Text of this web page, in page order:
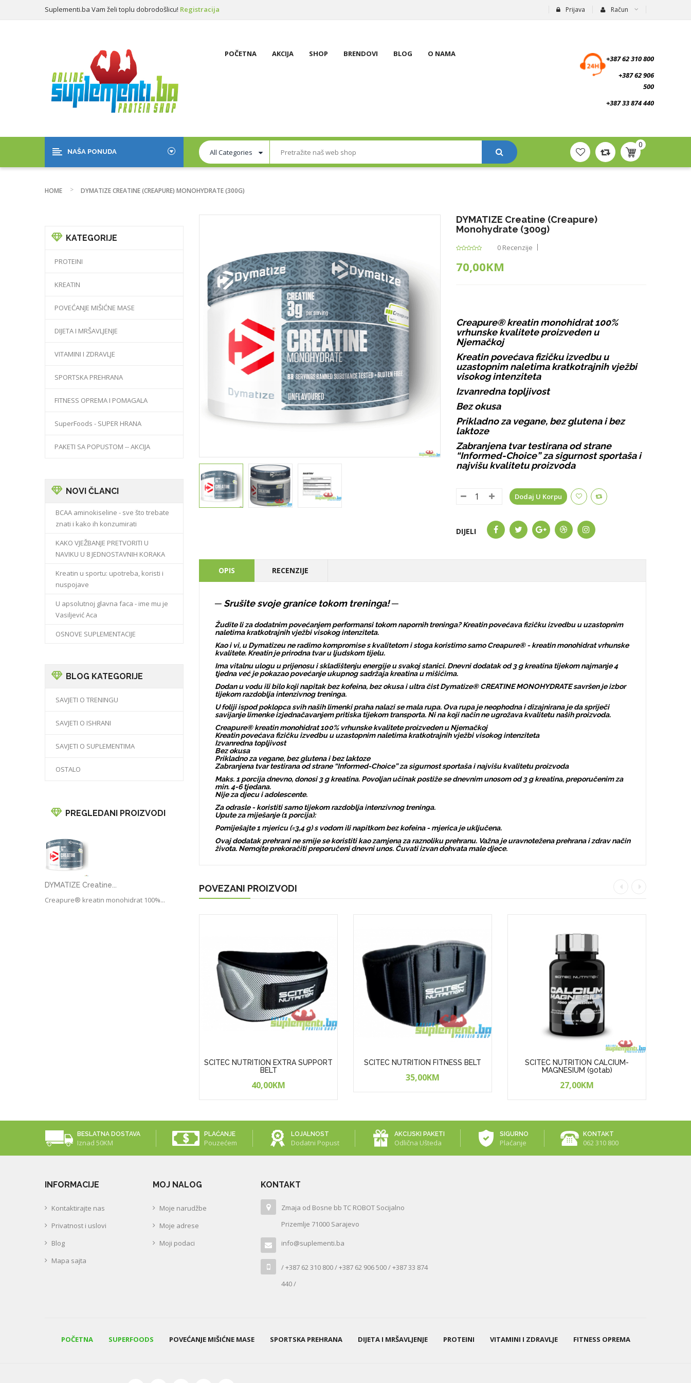
Suplementi.ba Vam želi toplu dobrodošlicu! Registracija
Prijava Račun
POČETNA AKCIJA SHOP BRENDOVI BLOG O NAMA
+387 62 310 800
+387 62 906
500
+387 33 874 440
NAŠA PONUDA
0
HOME DYMATIZE CREATINE (CREAPURE) MONOHYDRATE (300G)
KATEGORIJE
PROTEINI
KREATIN
POVEĆANJE MIŠIĆNE MASE
DIJETA I MRŠAVLJENJE
VITAMINI I ZDRAVLJE
SPORTSKA PREHRANA
FITNESS OPREMA I POMAGALA
SuperFoods - SUPER HRANA
PAKETI SA POPUSTOM -- AKCIJA
NOVI ČLANCI
BCAA aminokiseline - sve što trebate
znati i kako ih konzumirati
KAKO VJEŽBANJE PRETVORITI U
NAVIKU U 8 JEDNOSTAVNIH KORAKA
Kreatin u sportu: upotreba, koristi i
nuspojave
U apsolutnoj glavna faca - ime mu je
Vasiljević Aca
OSNOVE SUPLEMENTACIJE
BLOG KATEGORIJE
SAVJETI O TRENINGU
SAVJETI O ISHRANI
SAVJETI O SUPLEMENTIMA
OSTALO
PREGLEDANI PROIZVODI
DYMATIZE Creatine...
Creapure® kreatin monohidrat 100%...
DYMATIZE Creatine (creapure)
Monohydrate (300g)
0 Recenzije
70,00KM
Creapure® kreatin monohidrat 100%
vrhunske kvalitete proizveden u
Njemačkoj
Kreatin povećava fizičku izvedbu u
uzastopnim naletima kratkotrajnih vježbi
visokog intenziteta
Izvanredna topljivost
Bez okusa
Prikladno za vegane, bez glutena i bez
laktoze
Zabranjena tvar testirana od strane
“Informed-Choice” za sigurnost sportaša i
najvišu kvalitetu proizvoda
Dodaj U Korpu
DIJELI
OPIS RECENZIJE
─ Srušite svoje granice tokom treninga! ─
Žudite li za dodatnim povećanjem performansi tokom napornih treninga? Kreatin povećava fizičku izvedbu u uzastopnim
naletima kratkotrajnih vježbi visokog intenziteta.
Kao i vi, u Dymatizeu ne radimo kompromise s kvalitetom i stoga koristimo samo Creapure® - kreatin monohidrat vrhunske
kvalitete. Kreatin je prirodna tvar u ljudskom tijelu.
Ima vitalnu ulogu u prijenosu i skladištenju energije u svakoj stanici. Dnevni dodatak od 3 g kreatina tijekom najmanje 4
tjedna već je pokazao povećanje ukupnog sadržaja kreatina u mišićima.
Dodan u vodu ili bilo koji napitak bez kofeina, bez okusa i ultra čist Dymatize® CREATINE MONOHYDRATE savršen je izbor
tijekom razdoblja intenzivnog treninga.
U foliji ispod poklopca svih naših limenki praha nalazi se mala rupa. Ova rupa je neophodna i dizajnirana je da spriječi
savijanje limenke izjednačavanjem pritiska tijekom transporta. Ni na koji način ne ugrožava kvalitetu naših proizvoda.
Creapure® kreatin monohidrat 100% vrhunske kvalitete proizveden u Njemačkoj
Kreatin povećava fizičku izvedbu u uzastopnim naletima kratkotrajnih vježbi visokog intenziteta
Izvanredna topljivost
Bez okusa
Prikladno za vegane, bez glutena i bez laktoze
Zabranjena tvar testirana od strane “Informed-Choice” za sigurnost sportaša i najvišu kvalitetu proizvoda
Maks. 1 porcija dnevno, donosi 3 g kreatina. Povoljan učinak postiže se dnevnim unosom od 3 g kreatina, preporučenim za
min. 4-6 tjedana.
Nije za djecu i adolescente.
Za odrasle - koristiti samo tijekom razdoblja intenzivnog treninga.
Upute za miješanje (1 porcija):
Pomiješajte 1 mjericu (=3,4 g) s vodom ili napitkom bez kofeina - mjerica je uključena.
Ovaj dodatak prehrani ne smije se koristiti kao zamjena za raznoliku prehranu. Važna je uravnotežena prehrana i zdrav način
života. Nemojte prekoračiti preporučeni dnevni unos. Čuvati izvan dohvata male djece.
POVEZANI PROIZVODI
SCITEC NUTRITION EXTRA SUPPORT
BELT
40,00KM
SCITEC NUTRITION FITNESS BELT
35,00KM
SCITEC NUTRITION CALCIUM-
MAGNESIUM (90tab)
27,00KM
BESLATNA DOSTAVA
Iznad 50KM
PLAĆANJE
Pouzećem
LOJALNOST
Dodatni Popust
AKCIJSKI PAKETI
Odlična Ušteda
SIGURNO
Plaćanje
KONTAKT
062 310 800
INFORMACIJE
Kontaktirajte nas
Privatnost i uslovi
Blog
Mapa sajta
MOJ NALOG
Moje narudžbe
Moje adrese
Moji podaci
KONTAKT
Zmaja od Bosne bb TC ROBOT Socijalno
Prizemlje 71000 Sarajevo
info@suplementi.ba
/ +387 62 310 800 / +387 62 906 500 / +387 33 874
440 /
POČETNA SUPERFOODS POVEĆANJE MIŠIĆNE MASE SPORTSKA PREHRANA DIJETA I MRŠAVLJENJE PROTEINI VITAMINI I ZDRAVLJE FITNESS OPREMA